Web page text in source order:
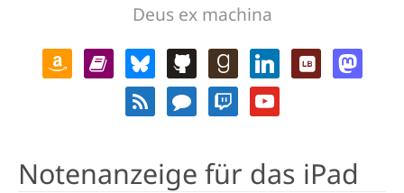
Deus ex machina
Notenanzeige für das iPad